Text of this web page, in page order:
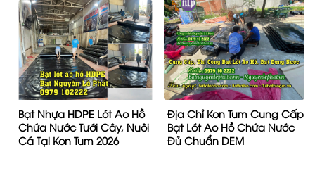
Bạt Nhựa HDPE Lót Ao Hồ
Chứa Nước Tưới Cây, Nuôi
Cá Tại Kon Tum 2026
Địa Chỉ Kon Tum Cung Cấp
Bạt Lót Ao Hồ Chứa Nước
Đủ Chuẩn DEM